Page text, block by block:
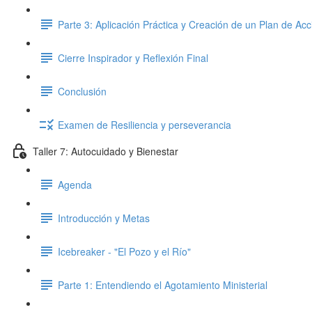
Parte 3: Aplicación Práctica y Creación de un Plan de
Cierre Inspirador y Reflexión Final
Conclusión
Examen de Resiliencia y perseverancia
Taller 7: Autocuidado y Bienestar
Agenda
Introducción y Metas
Icebreaker - "El Pozo y el Río"
Parte 1: Entendiendo el Agotamiento Ministerial